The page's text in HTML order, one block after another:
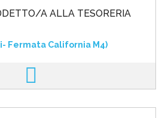
A ALLA TESORERIA
Fermata California M4)